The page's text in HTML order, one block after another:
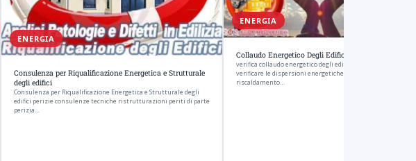
ENERGIA
Consulenza per Riqualificazione Energetica e Strutturale
degli edifici
Consulenza per Riqualificazione Energetica e Strutturale degli
edifici perizie consulenze tecniche ristrutturazioni periti di parte
perizia…
ENERGIA
Collaudo Energetico Degli Edifici
verifica collaudo energetico degli edifici prove strumentali
verificare le dispersioni energetiche alti consumi
riscaldamento…